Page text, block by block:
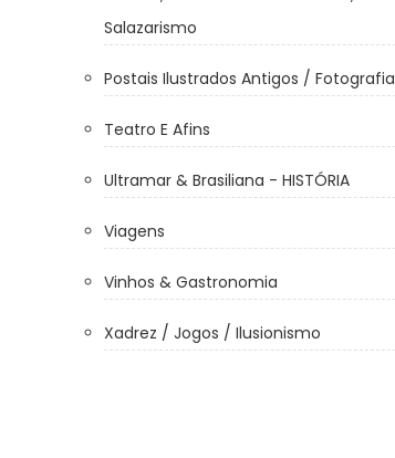
Salazarismo
Postais Ilustrados Antigos / Fotografia
Teatro E Afins
Ultramar & Brasiliana - HISTÓRIA
Viagens
Vinhos & Gastronomia
Xadrez / Jogos / Ilusionismo